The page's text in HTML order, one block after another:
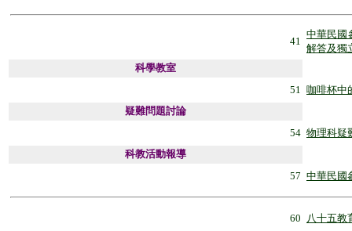
41
中華民國
解答及獨
科學教室
51 咖啡杯中
疑難問題討論
54 物理科疑
科教活動報導
57 中華民國
60 八十五教